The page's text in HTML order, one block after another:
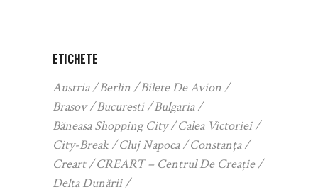
ETICHETE
Austria Berlin
Bilete De Avion
Brasov
Bucuresti
Bulgaria
Băneasa Shopping City
Calea Victoriei
City-Break
Cluj Napoca
Constanța
Creart
CREART – Centrul De Creație
Delta Dunării